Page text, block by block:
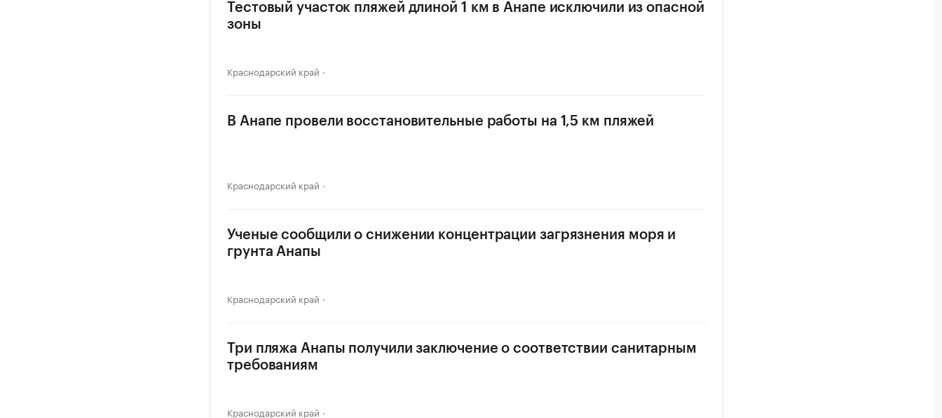
Тестовый участок пляжей длиной 1 км в Анапе исключили из опасной
зоны
Краснодарский край
В Анапе провели восстановительные работы на 1,5 км пляжей
Краснодарский край
Ученые сообщили о снижении концентрации загрязнения моря и
грунта Анапы
Краснодарский край
Три пляжа Анапы получили заключение о соответствии санитарным
требованиям
Краснодарский край